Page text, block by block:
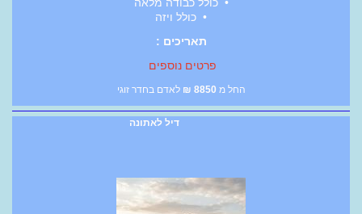
• כולל ויזה
תאריכים :
פרטים נוספים
החל מ 8850
₪ לאדם בחדר זוגי
דיל לאתונה